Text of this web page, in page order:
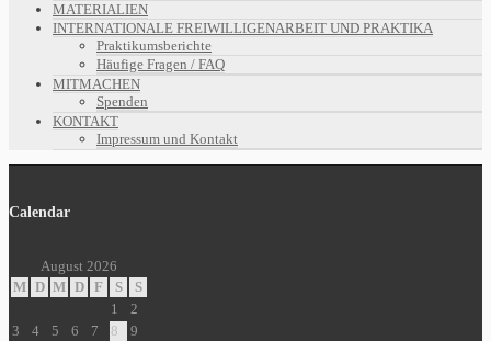
MATERIALIEN
INTERNATIONALE FREIWILLIGENARBEIT UND PRAKTIKA
Praktikumsberichte
Häufige Fragen / FAQ
MITMACHEN
Spenden
KONTAKT
Impressum und Kontakt
Calendar
August 2026
M D M D F S
S
1
2
3
4 5 6 7 8
9